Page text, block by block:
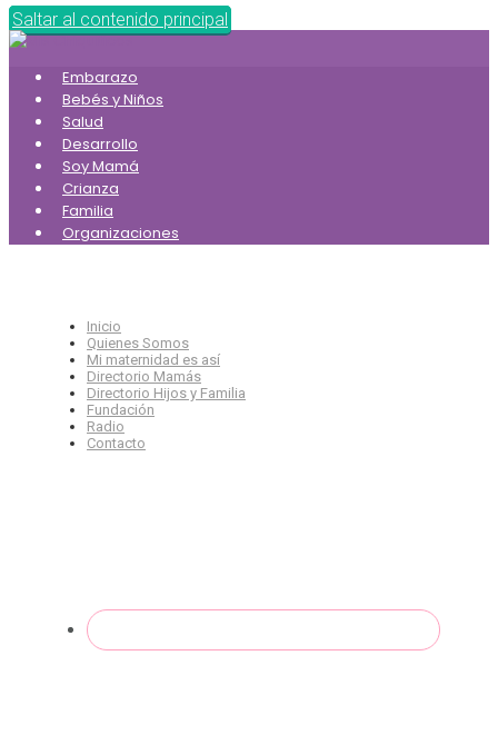
Saltar al contenido principal
Embarazo
Bebés y Niños
Salud
Desarrollo
Soy Mamá
Crianza
Familia
Organizaciones
Inicio
Quienes Somos
Mi maternidad es así
Directorio Mamás
Directorio Hijos y Familia
Fundación
Radio
Contacto